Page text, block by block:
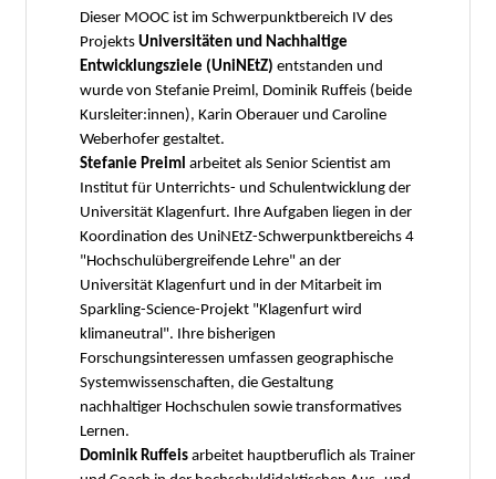
Dieser MOOC ist im Schwerpunktbereich IV des
Projekts Universitäten und Nachhaltige
Entwicklungsziele (UniNEtZ) entstanden und
wurde von Stefanie Preiml, Dominik Ruffeis (beide
Kursleiter:innen), Karin Oberauer und Caroline
Weberhofer gestaltet.
Stefanie Preiml arbeitet als Senior Scientist am
Institut für Unterrichts- und Schulentwicklung der
Universität Klagenfurt. Ihre Aufgaben liegen in der
Koordination des UniNEtZ-Schwerpunktbereichs 4
"Hochschulübergreifende Lehre" an der
Universität Klagenfurt und in der Mitarbeit im
Sparkling-Science-Projekt "Klagenfurt wird
klimaneutral". Ihre bisherigen
Forschungsinteressen umfassen geographische
Systemwissenschaften, die Gestaltung
nachhaltiger Hochschulen sowie transformatives
Lernen.
Dominik Ruffeis arbeitet hauptberuflich als Trainer